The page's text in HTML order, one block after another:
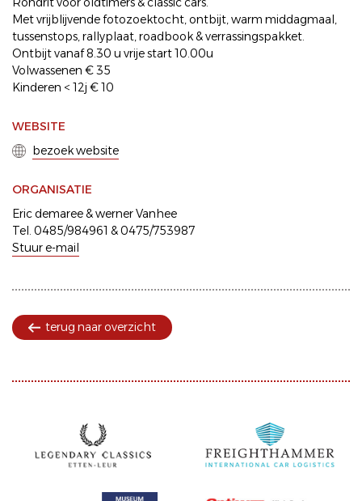
Met vrijblijvende fotozoektocht, ontbijt, warm middagmaal,
tussenstops, rallyplaat, roadbook & verrassingspakket.
Ontbijt vanaf 8.30 u vrije start 10.00u
Volwassenen € 35
Kinderen < 12j € 10
WEBSITE
bezoek website
ORGANISATIE
Eric demaree & werner Vanhee
Tel. 0485/984961 & 0475/753987
Stuur e-mail
terug naar overzicht